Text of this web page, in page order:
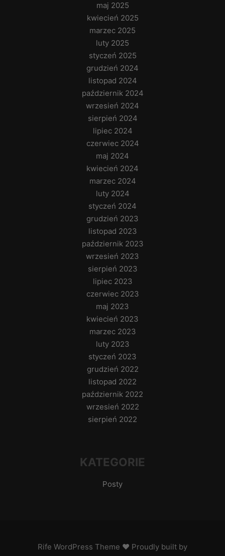
maj 2025
kwiecień 2025
marzec 2025
luty 2025
styczeń 2025
grudzień 2024
listopad 2024
październik 2024
wrzesień 2024
sierpień 2024
lipiec 2024
czerwiec 2024
maj 2024
kwiecień 2024
marzec 2024
luty 2024
styczeń 2024
grudzień 2023
listopad 2023
październik 2023
wrzesień 2023
sierpień 2023
lipiec 2023
czerwiec 2023
maj 2023
kwiecień 2023
marzec 2023
luty 2023
styczeń 2023
grudzień 2022
listopad 2022
październik 2022
wrzesień 2022
sierpień 2022
KATEGORIE
Posty
Rife WordPress Theme ♥ Proudly built by